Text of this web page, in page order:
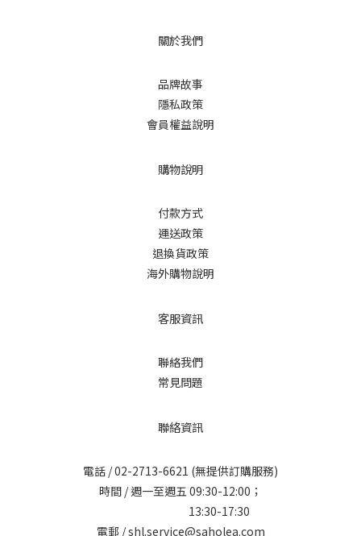
關於我們
品牌故事
隱私政策
會員權益說明
購物說明
付款方式
運送政策
退換貨政策
海外購物說明
客服資訊
聯絡我們
常見問題
聯絡資訊
電話 /02-2713-6621 (無提供訂購服務)
時間 / 週一至週五 09:30-12:00；
13:30-17:30
電郵 / shl.service@saholea.com